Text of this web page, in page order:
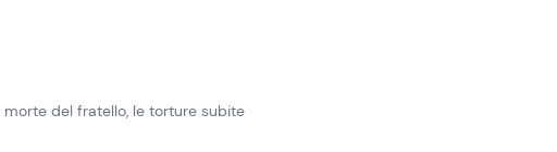
del fratello, le torture subite